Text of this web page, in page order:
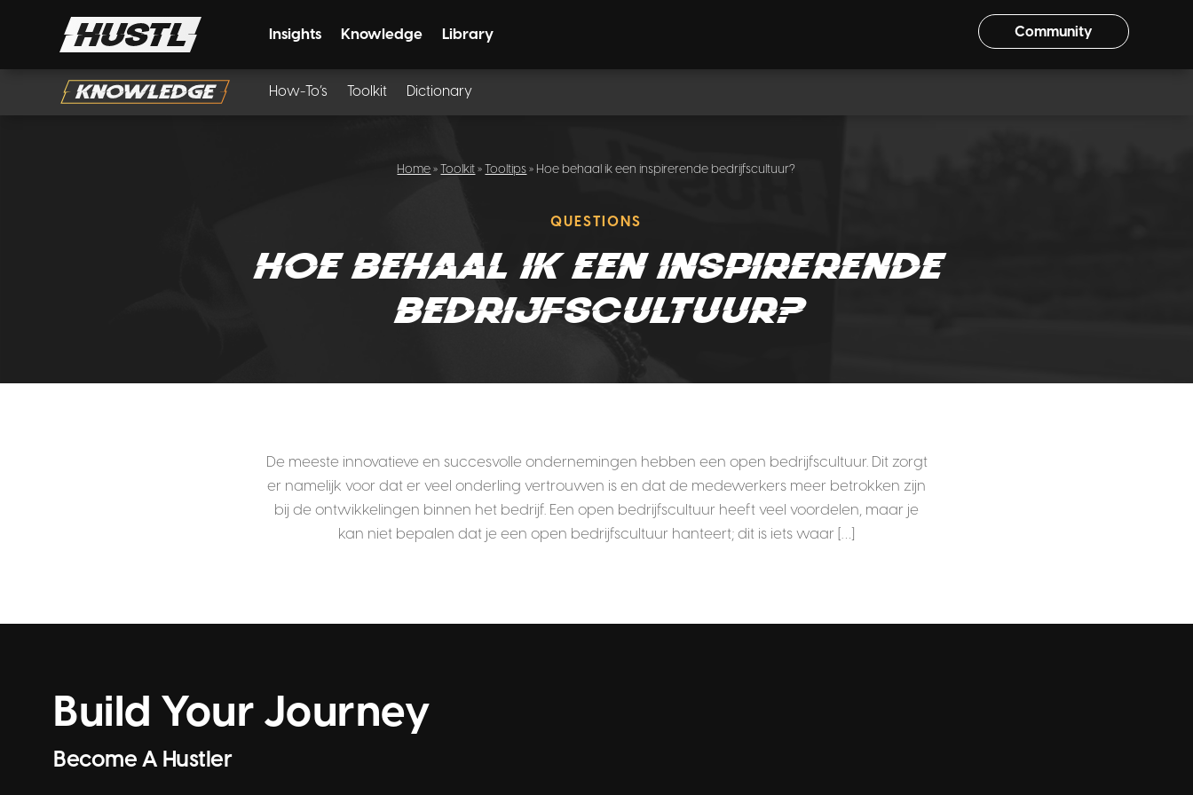
Insights Knowledge Library Community
How-To’s Toolkit Dictionary
Home»Toolkit»Tooltips» Hoe behaal ik een inspirerende bedrijfscultuur?
QUESTIONS
Hoe behaal ik een inspirerende
bedrijfscultuur?
De meeste innovatieve en succesvolle ondernemingen hebben een open bedrijfscultuur. Dit zorgt
er namelijk voor dat er veel onderling vertrouwen is en dat de medewerkers meer betrokken zijn
bij de ontwikkelingen binnen het bedrijf. Een open bedrijfscultuur heeft veel voordelen, maar je
kan niet bepalen dat je een open bedrijfscultuur hanteert; dit is iets waar […]
Build Your Journey
Become A Hustler